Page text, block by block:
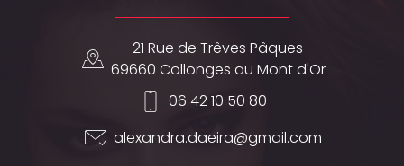
21 Rue de Trêves Pâques
69660 Collonges au Mont d'Or
06 42 10 50 80
alexandra.daeira@gmail.com